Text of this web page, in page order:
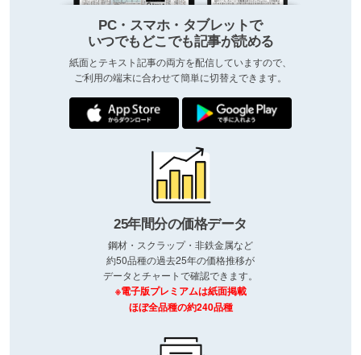
PC・スマホ・タブレットで
いつでもどこでも記事が読める
紙面とテキスト記事の両方を配信していますので、
ご利用の端末に合わせて簡単に切替えできます。
25年間分の価格データ
鋼材・スクラップ・非鉄金属など
約50品種の過去25年の価格推移が
データとチャートで確認できます。
※電子版プレミアムは紙面掲載
ほぼ全品種の約240品種